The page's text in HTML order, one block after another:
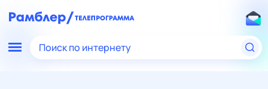
Поиск по интернету